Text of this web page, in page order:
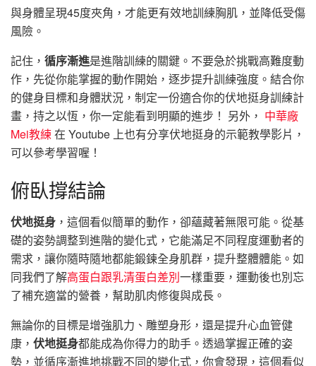
與身體呈現45度夾角，才能更有效地訓練胸肌，並降低受傷
風險。
記住， 循序漸進是進階訓練的關鍵。不要急於挑戰高難度動
作，先從你能掌握的動作開始，逐步提升訓練強度。結合你
的健身目標和身體狀況，制定一份適合你的伏地挺身訓練計
畫，持之以恆，你一定能看到明顯的進步！ 另外， 中華廠
Mei教練在 Youtube 上也有分享伏地挺身的示範教學影片，
可以參考學習喔！
俯臥撐結論
伏地挺身 ，這個看似簡單的動作，卻蘊藏著無限可能。從基
礎的姿勢調整到進階的變化式，它能滿足不同程度運動者的
需求，讓你隨時隨地都能鍛鍊全身肌群，提升整體體能。如
同我們了解高蛋白跟乳清蛋白差別一樣重要，運動後也別忘
了補充適當的營養，幫助肌肉修復與成長。
無論你的目標是增強肌力、雕塑身形，還是提升心血管健
康， 伏地挺身都能成為你得力的助手。透過掌握正確的姿
勢，並循序漸進地挑戰不同的變化式，你會發現，這個看似